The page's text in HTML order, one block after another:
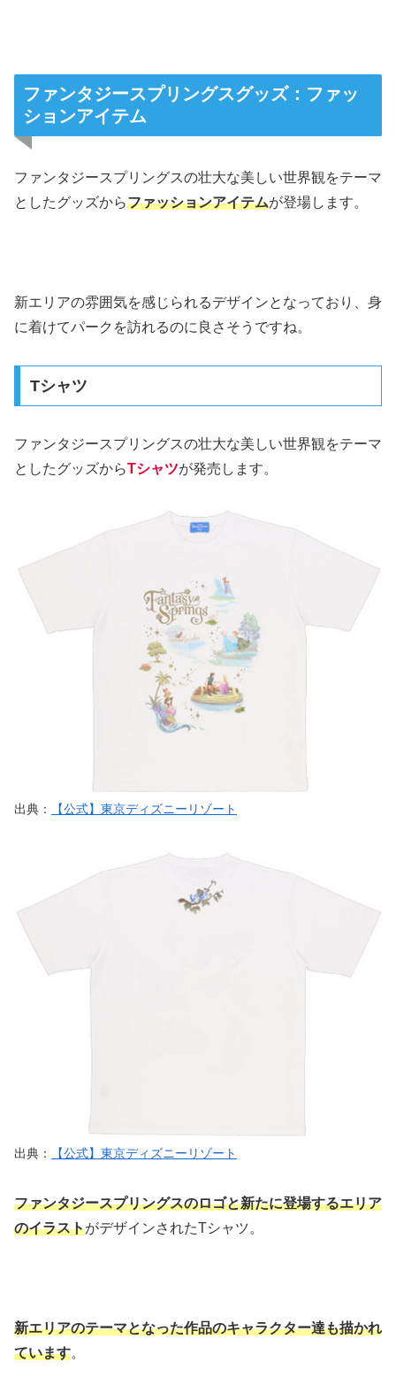
ファンタジースプリングスグッズ：ファッ
ションアイテム
ファンタジースプリングスの壮大な美しい世界観をテーマ
としたグッズからファッションアイテムが登場します。
新エリアの雰囲気を感じられるデザインとなっており、身
に着けてパークを訪れるのに良さそうですね。
Tシャツ
ファンタジースプリングスの壮大な美しい世界観をテーマ
としたグッズからTシャツが発売します。
出典： 【公式】東京ディズニーリゾート
出典： 【公式】東京ディズニーリゾート
ファンタジースプリングスのロゴと新たに登場するエリア
のイラストがデザインされたTシャツ。
新エリアのテーマとなった作品のキャラクター達も描かれ
ています。